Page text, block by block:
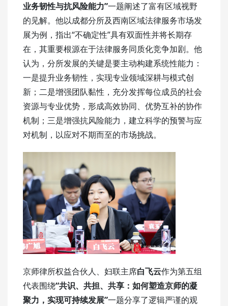
业务韧性与抗风险能力”一题阐述了富有区域视野
的见解。他以成都分所及西南区域法律服务市场发
展为例，指出“不确定性”具有双面性并将长期存
在，其重要根源在于法律服务同质化竞争加剧。他
认为，分所发展的关键是要主动构建系统性能力：
一是提升业务韧性，实现专业领域深耕与模式创
新；二是增强团队黏性，充分发挥每位成员的社会
资源与专业优势，形成高效协同、优势互补的协作
机制；三是增强抗风险能力，建立科学的预警与应
对机制，以应对不期而至的市场挑战。
京师律所权益合伙人、妇联主席白飞云作为第五组
代表围绕“共识、共担、共享：如何塑造京师的凝
聚力，实现可持续发展”一题分享了逻辑严谨的观